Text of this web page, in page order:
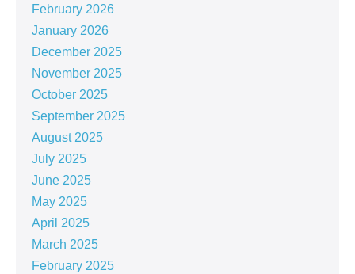
February 2026
January 2026
December 2025
November 2025
October 2025
September 2025
August 2025
July 2025
June 2025
May 2025
April 2025
March 2025
February 2025